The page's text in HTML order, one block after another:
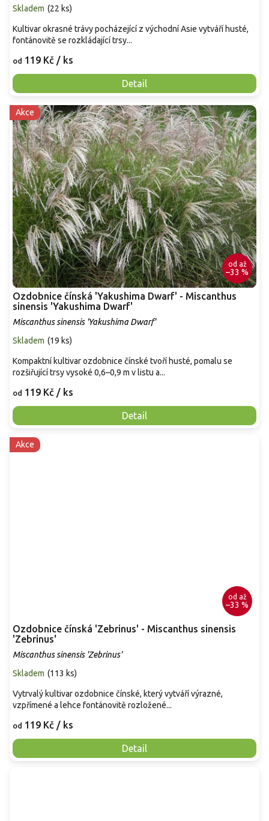
Skladem (22 ks)
od 119 Kč / ks
Detail
Kultivar okrasné trávy pocházející z východní Asie vytváří husté,
fontánovitě se rozkládající trsy...
Akce
od až
–33 %
Ozdobnice čínská 'Yakushima Dwarf' - Miscanthus
sinensis 'Yakushima Dwarf'
Miscanthus sinensis 'Yakushima Dwarf'
Skladem (19 ks)
od 119 Kč / ks
Detail
Kompaktní kultivar ozdobnice čínské tvoří husté, pomalu se
rozšiřující trsy vysoké 0,6–0,9 m v listu a...
Akce
od až
–33 %
Ozdobnice čínská 'Zebrinus' - Miscanthus sinensis
'Zebrinus'
Miscanthus sinensis 'Zebrinus'
Skladem (113 ks)
od 119 Kč / ks
Detail
Vytrvalý kultivar ozdobnice čínské, který vytváří výrazné,
vzpřímené a lehce fontánovitě rozložené...